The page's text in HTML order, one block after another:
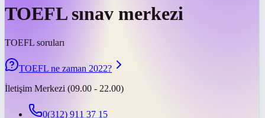
TOEFL sınav merkezi
TOEFL soruları
TOEFL ne zaman 2022?
İletişim Merkezi (09.00 - 22.00)
0(312) 911 37 15